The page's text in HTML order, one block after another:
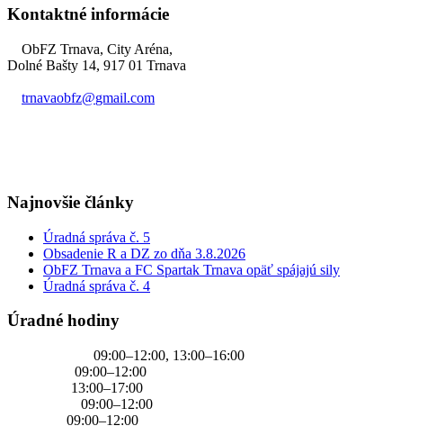
Kontaktné informácie
ObFZ Trnava, City Aréna,
Dolné Bašty 14, 917 01 Trnava
trnavaobfz@gmail.com
Najnovšie články
Úradná správa č. 5
Obsadenie R a DZ zo dňa 3.8.2026
ObFZ Trnava a FC Spartak Trnava opäť spájajú sily
Úradná správa č. 4
Úradné hodiny
09:00–12:00, 13:00–16:00
09:00–12:00
13:00–17:00
09:00–12:00
09:00–12:00